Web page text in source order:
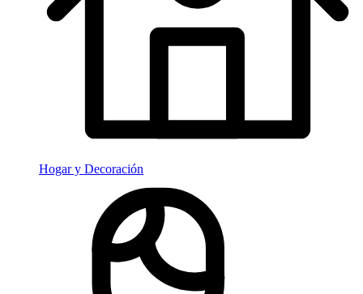
Hogar y Decoración